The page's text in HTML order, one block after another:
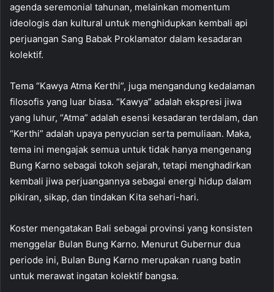
agenda seremonial tahunan, melainkan momentum
ideologis dan kultural untuk menghidupkan kembali api
perjuangan Sang Babak Proklamator dalam kesadaran
kolektif.
Tema “Kawya Atma Kerthi”, juga mengandung kedalaman
filosofis yang luar biasa. “Kawya” adalah ekspresi jiwa
yang luhur, “Atma” adalah esensi kesadaran terdalam, dan
“Kerthi” adalah upaya penyucian serta pemuliaan. Maka,
tema ini mengajak semua untuk tidak hanya mengenang
Bung Karno sebagai tokoh sejarah, tetapi menghadirkan
kembali jiwa perjuangannya sebagai energi hidup dalam
pikiran, sikap, dan tindakan Kita sehari-hari.
Koster mengatakan Bali sebagai provinsi yang konsisten
menggelar Bulan Bung Karno. Menurut Gubernur dua
periode ini, Bulan Bung Karno merupakan ruang batin
untuk merawat ingatan kolektif bangsa.